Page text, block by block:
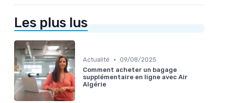
Les plus lus
Actualité • 09/08/2025
Comment acheter un bagage
supplémentaire en ligne avec Air
Algérie